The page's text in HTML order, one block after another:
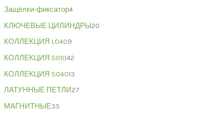
Защёлки-фиксатор4
КЛЮЧЕВЫЕ ЦИЛИНДРЫ 20
КОЛЛЕКЦИЯ L0409
КОЛЛЕКЦИЯ S01042
КОЛЛЕКЦИЯ S04013
ЛАТУННЫЕ ПЕТЛИ27
МАГНИТНЫЕ35